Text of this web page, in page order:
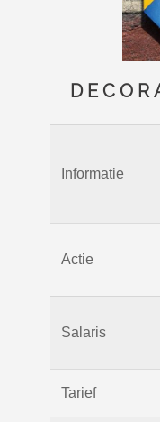
Informatie
Actie
Salaris
Tarief